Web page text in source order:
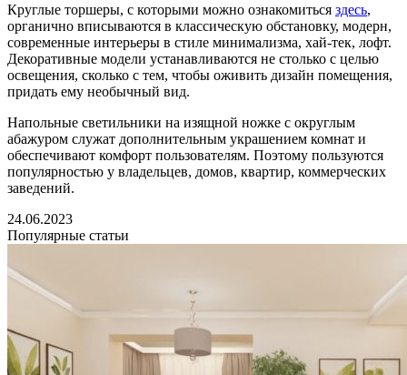
Круглые торшеры, с которыми можно ознакомиться здесь,
органично вписываются в классическую обстановку, модерн,
современные интерьеры в стиле минимализма, хай-тек, лофт.
Декоративные модели устанавливаются не столько с целью
освещения, сколько с тем, чтобы оживить дизайн помещения,
придать ему необычный вид.
Напольные светильники на изящной ножке с округлым
абажуром служат дополнительным украшением комнат и
обеспечивают комфорт пользователям. Поэтому пользуются
популярностью у владельцев, домов, квартир, коммерческих
заведений.
24.06.2023
Популярные статьи